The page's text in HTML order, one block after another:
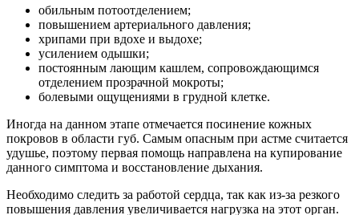
обильным потоотделением;
повышением артериального давления;
хрипами при вдохе и выдохе;
усилением одышки;
постоянным лающим кашлем, сопровождающимся
отделением прозрачной мокроты;
болевыми ощущениями в грудной клетке.
Иногда на данном этапе отмечается посинение кожных
покровов в области губ. Самым опасным при астме считается
удушье, поэтому первая помощь направлена на купирование
данного симптома и восстановление дыхания.
Необходимо следить за работой сердца, так как из-за резкого
повышения давления увеличивается нагрузка на этот орган.